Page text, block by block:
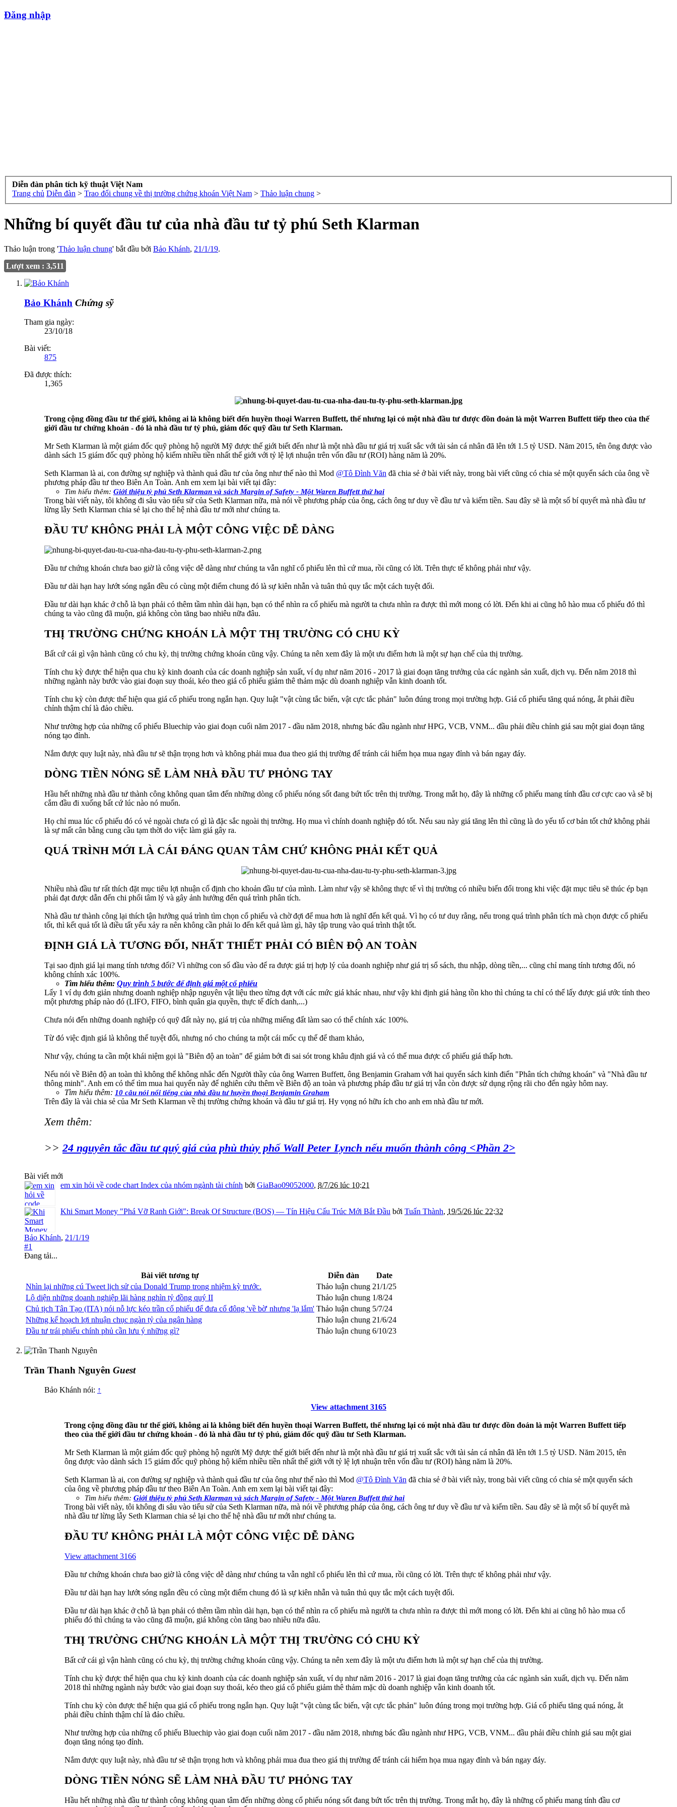
Đăng nhập
Diễn đàn phân tích kỹ thuật Việt Nam
Trang chủ Diễn đàn > Trao đổi chung về thị trường chứng khoán Việt Nam > Thảo luận chung >
Những bí quyết đầu tư của nhà đầu tư tỷ phú Seth Klarman
Thảo luận trong 'Thảo luận chung' bắt đầu bởi Bảo Khánh, 21/1/19.
Lượt xem : 3,511
Bảo Khánh Chứng sỹ
Tham gia ngày:
23/10/18
Bài viết:
875
Đã được thích:
1,365
Trong cộng đồng đầu tư thế giới, không ai là không biết đến huyền thoại Warren Buffett, thế nhưng lại có một nhà đầu tư được đồn đoán là một Warren Buffett tiếp theo của thế
giới đầu tư chứng khoán - đó là nhà đầu tư tỷ phú, giám đốc quỹ đầu tư Seth Klarman.
Mr Seth Klarman là một giám đốc quỹ phòng hộ người Mỹ được thế giới biết đến như là một nhà đầu tư giá trị xuất sắc với tài sản cá nhân đã lên tới 1.5 tỷ USD. Năm 2015, tên ông được vào
dành sách 15 giám đốc quỹ phòng hộ kiếm nhiều tiền nhất thế giới với tỷ lệ lợi nhuận trên vốn đầu tư (ROI) hàng năm là 20%.
Seth Klarman là ai, con đường sự nghiệp và thành quả đầu tư của ông như thế nào thì Mod @Tô Đình Văn đã chia sẻ ở bài viết này, trong bài viết cũng có chia sẻ một quyển sách của ông về
phương pháp đầu tư theo Biên An Toàn. Anh em xem lại bài viết tại đây:
Tìm hiểu thêm: Giới thiệu tỷ phú Seth Klarman và sách Margin of Safety - Một Waren Buffett thứ hai
Trong bài viết này, tôi không đi sâu vào tiểu sử của Seth Klarman nữa, mà nói về phương pháp của ông, cách ông tư duy về đầu tư và kiếm tiền. Sau đây sẽ là một số bí quyết mà nhà đầu tư
lừng lẫy Seth Klarman chia sẻ lại cho thế hệ nhà đầu tư mới như chúng ta.
ĐẦU TƯ KHÔNG PHẢI LÀ MỘT CÔNG VIỆC DỄ DÀNG
Đầu tư chứng khoán chưa bao giờ là công việc dễ dàng như chúng ta vẫn nghĩ cổ phiếu lên thì cứ mua, rồi cũng có lời. Trên thực tế không phải như vậy.
Đầu tư dài hạn hay lướt sóng ngắn đều có cùng một điểm chung đó là sự kiên nhẫn và tuân thủ quy tắc một cách tuyệt đối.
Đầu tư dài hạn khác ở chỗ là bạn phải có thêm tầm nhìn dài hạn, bạn có thể nhìn ra cổ phiếu mà người ta chưa nhìn ra được thì mới mong có lời. Đến khi ai cũng hô hào mua cổ phiếu đó thì
chúng ta vào cũng đã muộn, giá không còn tăng bao nhiêu nữa đâu.
THỊ TRƯỜNG CHỨNG KHOÁN LÀ MỘT THỊ TRƯỜNG CÓ CHU KỲ
Bất cứ cái gì vận hành cũng có chu kỳ, thị trường chứng khoán cũng vậy. Chúng ta nên xem đây là một ưu điểm hơn là một sự hạn chế của thị trường.
Tính chu kỳ được thể hiện qua chu kỳ kinh doanh của các doanh nghiệp sản xuất, ví dụ như năm 2016 - 2017 là giai đoạn tăng trưởng của các ngành sản xuất, dịch vụ. Đến năm 2018 thì
những ngành này bước vào giai đoạn suy thoái, kéo theo giá cổ phiếu giảm thê thảm mặc dù doanh nghiệp vẫn kinh doanh tốt.
Tính chu kỳ còn được thể hiện qua giá cổ phiếu trong ngắn hạn. Quy luật "vật cùng tắc biến, vật cực tắc phản" luôn đúng trong mọi trường hợp. Giá cổ phiếu tăng quá nóng, ắt phải điều
chỉnh thậm chí là đảo chiều.
Như trường hợp của những cổ phiếu Bluechip vào giai đoạn cuối năm 2017 - đầu năm 2018, nhưng bác đầu ngành như HPG, VCB, VNM... đầu phải điều chỉnh giá sau một giai đoạn tăng
nóng tạo đỉnh.
Nắm được quy luật này, nhà đầu tư sẽ thận trọng hơn và không phải mua đua theo giá thị trường để tránh cái hiểm họa mua ngay đỉnh và bán ngay đáy.
DÒNG TIỀN NÓNG SẼ LÀM NHÀ ĐẦU TƯ PHỎNG TAY
Hầu hết những nhà đầu tư thành công không quan tâm đến những dòng cổ phiếu nóng sốt đang bứt tốc trên thị trường. Trong mắt họ, đây là những cổ phiếu mang tính đầu cơ cực cao và sẽ bị
cắm đầu đi xuống bất cứ lúc nào nó muốn.
Họ chỉ mua lúc cổ phiếu đó có vẻ ngoài chưa có gì là đặc sắc ngoài thị trường. Họ mua vì chính doanh nghiệp đó tốt. Nếu sau này giá tăng lên thì cũng là do yếu tố cơ bản tốt chứ không phải
là sự mất cân bằng cung cầu tạm thời do việc làm giá gây ra.
QUÁ TRÌNH MỚI LÀ CÁI ĐÁNG QUAN TÂM CHỨ KHÔNG PHẢI KẾT QUẢ
Nhiều nhà đầu tư rất thích đặt mục tiêu lợi nhuận cố định cho khoản đầu tư của mình. Làm như vậy sẽ không thực tế vì thị trường có nhiều biến đổi trong khi việc đặt mục tiêu sẽ thúc ép bạn
phải đạt được dẫn đến chi phối tâm lý và gây ảnh hưởng đến quá trình phân tích.
Nhà đầu tư thành công lại thích tận hưởng quá trình tìm chọn cổ phiếu và chờ đợi để mua hơn là nghĩ đến kết quả. Vì họ có tư duy rằng, nếu trong quá trình phân tích mà chọn được cổ phiếu
tốt, thì kết quả tốt là điều tất yếu xảy ra nên không cần phải lo đến kết quả làm gì, hãy tập trung vào quá trình thật tốt.
ĐỊNH GIÁ LÀ TƯƠNG ĐỐI, NHẤT THIẾT PHẢI CÓ BIÊN ĐỘ AN TOÀN
Tại sao định giá lại mang tính tương đối? Vì những con số đầu vào để ra được giá trị hợp lý của doanh nghiệp như giá trị sổ sách, thu nhập, dòng tiền,... cũng chỉ mang tính tương đối, nó
không chính xác 100%.
Tìm hiểu thêm: Quy trình 5 bước để định giá một cổ phiếu
Lấy 1 ví dụ đơn giản nhưng doanh nghiệp nhập nguyên vật liệu theo từng đợt với các mức giá khác nhau, như vậy khi định giá hàng tồn kho thì chúng ta chỉ có thể lấy được giá ước tính theo
một phương pháp nào đó (LIFO, FIFO, bình quân gia quyền, thực tế đích danh,...)
Chưa nói đến những doanh nghiệp có quỹ đất này nọ, giá trị của những miếng đất làm sao có thể chính xác 100%.
Từ đó việc định giá là không thể tuyệt đối, nhưng nó cho chúng ta một cái mốc cụ thể để tham khảo,
Như vậy, chúng ta cần một khái niệm gọi là "Biên độ an toàn" để giảm bớt đi sai sót trong khâu định giá và có thể mua được cổ phiếu giá thấp hơn.
Nếu nói về Biên độ an toàn thì không thể không nhắc đến Người thầy của ông Warren Buffett, ông Benjamin Graham với hai quyển sách kinh điển "Phân tích chứng khoán" và "Nhà đầu tư
thông minh". Anh em có thể tìm mua hai quyển này để nghiên cứu thêm về Biên độ an toàn và phương pháp đầu tư giá trị vẫn còn được sử dụng rộng rãi cho đến ngày hôm nay.
Tìm hiểu thêm: 10 câu nói nổi tiếng của nhà đầu tư huyền thoại Benjamin Graham
Trên đây là vài chia sẻ của Mr Seth Klarman về thị trường chứng khoán và đầu tư giá trị. Hy vọng nó hữu ích cho anh em nhà đầu tư mới.
Xem thêm:
>>24 nguyên tắc đầu tư quý giá của phù thủy phố Wall Peter Lynch nếu muốn thành công <Phần 2>
Bài viết mới
em xin hỏi về code chart Index của nhóm ngành tài chính bởi GiaBao09052000, 8/7/26 lúc 10:21
Khi Smart Money "Phá Vỡ Ranh Giới": Break Of Structure (BOS) — Tín Hiệu Cấu Trúc Mới Bắt Đầu bởi Tuấn Thành, 19/5/26 lúc 22:32
Bảo Khánh, 21/1/19
#1
Đang tải...
Bài viết tương tự Diễn đàn
Date
Nhìn lại những cú Tweet lịch sử của Donald Trump trong nhiệm kỳ trước.
Thảo luận chung 21/1/25
Lộ diện những doanh nghiệp lãi hàng nghìn tỷ đồng quý II
Thảo luận chung 1/8/24
Chủ tịch Tân Tạo (ITA) nói nỗ lực kéo trần cổ phiếu để đưa cổ đông 'về bờ' nhưng 'lạ lắm' Thảo luận chung 5/7/24
Những kế hoạch lợi nhuận chục ngàn tỷ của ngân hàng
Thảo luận chung 21/6/24
Đầu tư trái phiếu chính phủ cần lưu ý những gì?
Thảo luận chung 6/10/23
Trần Thanh Nguyên Guest
Bảo Khánh nói: ↑
View attachment 3165
Trong cộng đồng đầu tư thế giới, không ai là không biết đến huyền thoại Warren Buffett, thế nhưng lại có một nhà đầu tư được đồn đoán là một Warren Buffett tiếp
theo của thế giới đầu tư chứng khoán - đó là nhà đầu tư tỷ phú, giám đốc quỹ đầu tư Seth Klarman.
Mr Seth Klarman là một giám đốc quỹ phòng hộ người Mỹ được thế giới biết đến như là một nhà đầu tư giá trị xuất sắc với tài sản cá nhân đã lên tới 1.5 tỷ USD. Năm 2015, tên
ông được vào dành sách 15 giám đốc quỹ phòng hộ kiếm nhiều tiền nhất thế giới với tỷ lệ lợi nhuận trên vốn đầu tư (ROI) hàng năm là 20%.
Seth Klarman là ai, con đường sự nghiệp và thành quả đầu tư của ông như thế nào thì Mod @Tô Đình Văn đã chia sẻ ở bài viết này, trong bài viết cũng có chia sẻ một quyển sách
của ông về phương pháp đầu tư theo Biên An Toàn. Anh em xem lại bài viết tại đây:
Tìm hiểu thêm: Giới thiệu tỷ phú Seth Klarman và sách Margin of Safety - Một Waren Buffett thứ hai
Trong bài viết này, tôi không đi sâu vào tiểu sử của Seth Klarman nữa, mà nói về phương pháp của ông, cách ông tư duy về đầu tư và kiếm tiền. Sau đây sẽ là một số bí quyết mà
nhà đầu tư lừng lẫy Seth Klarman chia sẻ lại cho thế hệ nhà đầu tư mới như chúng ta.
ĐẦU TƯ KHÔNG PHẢI LÀ MỘT CÔNG VIỆC DỄ DÀNG
View attachment 3166
Đầu tư chứng khoán chưa bao giờ là công việc dễ dàng như chúng ta vẫn nghĩ cổ phiếu lên thì cứ mua, rồi cũng có lời. Trên thực tế không phải như vậy.
Đầu tư dài hạn hay lướt sóng ngắn đều có cùng một điểm chung đó là sự kiên nhẫn và tuân thủ quy tắc một cách tuyệt đối.
Đầu tư dài hạn khác ở chỗ là bạn phải có thêm tầm nhìn dài hạn, bạn có thể nhìn ra cổ phiếu mà người ta chưa nhìn ra được thì mới mong có lời. Đến khi ai cũng hô hào mua cổ
phiếu đó thì chúng ta vào cũng đã muộn, giá không còn tăng bao nhiêu nữa đâu.
THỊ TRƯỜNG CHỨNG KHOÁN LÀ MỘT THỊ TRƯỜNG CÓ CHU KỲ
Bất cứ cái gì vận hành cũng có chu kỳ, thị trường chứng khoán cũng vậy. Chúng ta nên xem đây là một ưu điểm hơn là một sự hạn chế của thị trường.
Tính chu kỳ được thể hiện qua chu kỳ kinh doanh của các doanh nghiệp sản xuất, ví dụ như năm 2016 - 2017 là giai đoạn tăng trưởng của các ngành sản xuất, dịch vụ. Đến năm
2018 thì những ngành này bước vào giai đoạn suy thoái, kéo theo giá cổ phiếu giảm thê thảm mặc dù doanh nghiệp vẫn kinh doanh tốt.
Tính chu kỳ còn được thể hiện qua giá cổ phiếu trong ngắn hạn. Quy luật "vật cùng tắc biến, vật cực tắc phản" luôn đúng trong mọi trường hợp. Giá cổ phiếu tăng quá nóng, ắt
phải điều chỉnh thậm chí là đảo chiều.
Như trường hợp của những cổ phiếu Bluechip vào giai đoạn cuối năm 2017 - đầu năm 2018, nhưng bác đầu ngành như HPG, VCB, VNM... đầu phải điều chỉnh giá sau một giai
đoạn tăng nóng tạo đỉnh.
Nắm được quy luật này, nhà đầu tư sẽ thận trọng hơn và không phải mua đua theo giá thị trường để tránh cái hiểm họa mua ngay đỉnh và bán ngay đáy.
DÒNG TIỀN NÓNG SẼ LÀM NHÀ ĐẦU TƯ PHỎNG TAY
Hầu hết những nhà đầu tư thành công không quan tâm đến những dòng cổ phiếu nóng sốt đang bứt tốc trên thị trường. Trong mắt họ, đây là những cổ phiếu mang tính đầu cơ